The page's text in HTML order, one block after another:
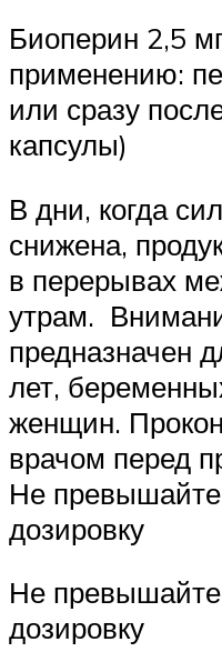
Биоперин 2,5
применению:
или сразу
капсулы)
В дни, когда
снижена,
в перерывах
утрам.
предназначен
лет,
женщин.
врачом перед
Не
дозировку
Не
дозировку